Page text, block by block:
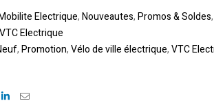
Electrique,Nouveautes,Promos & Soldes,
VTC Electrique
,Promotion,Vélo de ville électrique,VTC
LinkedinEmail